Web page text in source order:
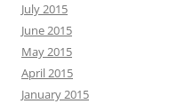
July 2015
June 2015
May 2015
April 2015
January 2015